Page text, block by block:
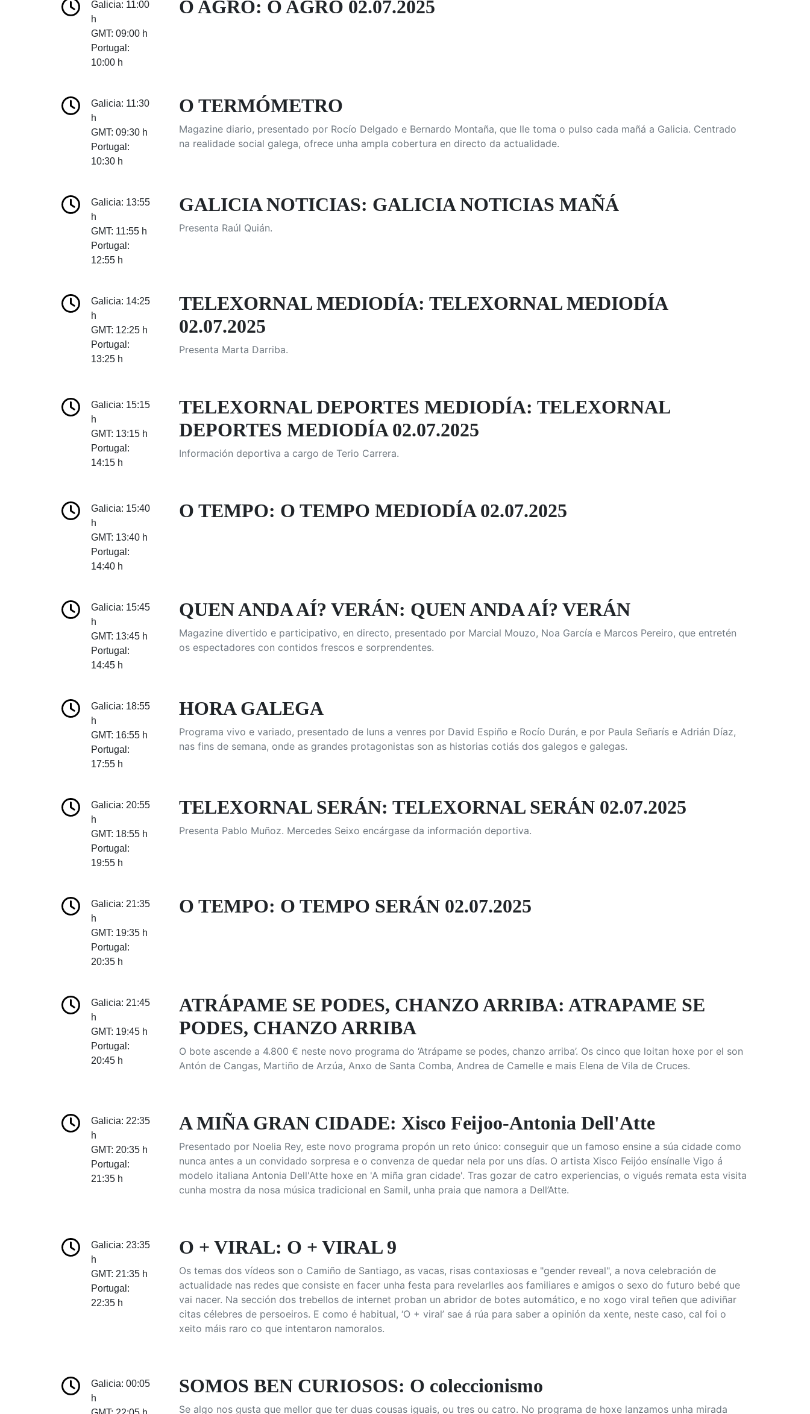
Galicia: 11:00
h
GMT: 09:00 h
Portugal:
10:00 h
O AGRO: O AGRO 02.07.2025
Galicia: 11:30
h
GMT: 09:30 h
Portugal:
10:30 h
O TERMÓMETRO
Magazine diario, presentado por Rocío Delgado e Bernardo Montaña, que lle toma o pulso cada mañá a Galicia. Centrado
na realidade social galega, ofrece unha ampla cobertura en directo da actualidade.
Galicia: 13:55
h
GMT: 11:55 h
Portugal:
12:55 h
GALICIA NOTICIAS: GALICIA NOTICIAS MAÑÁ
Presenta Raúl Quián.
Galicia: 14:25
h
GMT: 12:25 h
Portugal:
13:25 h
TELEXORNAL MEDIODÍA: TELEXORNAL MEDIODÍA
02.07.2025
Presenta Marta Darriba.
Galicia: 15:15
h
GMT: 13:15 h
Portugal:
14:15 h
TELEXORNAL DEPORTES MEDIODÍA: TELEXORNAL
DEPORTES MEDIODÍA 02.07.2025
Información deportiva a cargo de Terio Carrera.
Galicia: 15:40
h
GMT: 13:40 h
Portugal:
14:40 h
O TEMPO: O TEMPO MEDIODÍA 02.07.2025
Galicia: 15:45
h
GMT: 13:45 h
Portugal:
14:45 h
QUEN ANDA AÍ? VERÁN: QUEN ANDA AÍ? VERÁN
Magazine divertido e participativo, en directo, presentado por Marcial Mouzo, Noa García e Marcos Pereiro, que entretén
os espectadores con contidos frescos e sorprendentes.
Galicia: 18:55
h
GMT: 16:55 h
Portugal:
17:55 h
HORA GALEGA
Programa vivo e variado, presentado de luns a venres por David Espiño e Rocío Durán, e por Paula Señarís e Adrián Díaz,
nas fins de semana, onde as grandes protagonistas son as historias cotiás dos galegos e galegas.
Galicia: 20:55
h
GMT: 18:55 h
Portugal:
19:55 h
TELEXORNAL SERÁN: TELEXORNAL SERÁN 02.07.2025
Presenta Pablo Muñoz. Mercedes Seixo encárgase da información deportiva.
Galicia: 21:35
h
GMT: 19:35 h
Portugal:
20:35 h
O TEMPO: O TEMPO SERÁN 02.07.2025
Galicia: 21:45
h
GMT: 19:45 h
Portugal:
20:45 h
ATRÁPAME SE PODES, CHANZO ARRIBA: ATRAPAME SE
PODES, CHANZO ARRIBA
O bote ascende a 4.800 € neste novo programa do ‘Atrápame se podes, chanzo arriba’. Os cinco que loitan hoxe por el son
Antón de Cangas, Martiño de Arzúa, Anxo de Santa Comba, Andrea de Camelle e mais Elena de Vila de Cruces.
Galicia: 22:35
h
GMT: 20:35 h
Portugal:
21:35 h
A MIÑA GRAN CIDADE: Xisco Feijoo-Antonia Dell'Atte
Presentado por Noelia Rey, este novo programa propón un reto único: conseguir que un famoso ensine a súa cidade como
nunca antes a un convidado sorpresa e o convenza de quedar nela por uns días. O artista Xisco Feijóo ensínalle Vigo á
modelo italiana Antonia Dell'Atte hoxe en 'A miña gran cidade'. Tras gozar de catro experiencias, o vigués remata esta visita
cunha mostra da nosa música tradicional en Samil, unha praia que namora a Dell’Atte.
Galicia: 23:35
h
GMT: 21:35 h
Portugal:
22:35 h
O + VIRAL: O + VIRAL 9
Os temas dos vídeos son o Camiño de Santiago, as vacas, risas contaxiosas e "gender reveal", a nova celebración de
actualidade nas redes que consiste en facer unha festa para revelarlles aos familiares e amigos o sexo do futuro bebé que
vai nacer. Na sección dos trebellos de internet proban un abridor de botes automático, e no xogo viral teñen que adiviñar
citas célebres de persoeiros. E como é habitual, ‘O + viral’ sae á rúa para saber a opinión da xente, neste caso, cal foi o
xeito máis raro co que intentaron namoralos.
Galicia: 00:05
h
SOMOS BEN CURIOSOS: O coleccionismo
Se algo nos gusta que mellor que ter duas cousas iguais, ou tres ou catro. No programa de hoxe lanzamos unha mirada